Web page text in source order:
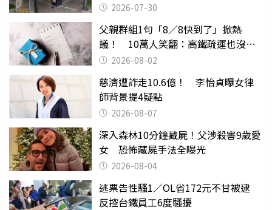
2026-07-30
父親群組1句「8／8快到了」掀熱
議！ 10萬人笑翻：高鐵疏運也沒列
父親節
2026-08-02
慈濟遭詐走10.6億！ 李怡貞曝女律
師背景提4疑點
2026-08-07
深入森林10分鐘藏屍！父涉殺害9歲愛
女 恐怖藏屍手法全曝光
2026-08-04
逃票告性騷1／OL省172元不甘被逮
反控台鐵員工6度騷擾